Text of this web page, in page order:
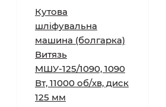
Кутова
шліфувальна
машина (болгарка)
Витязь
МШУ-125/1090, 1090
Вт, 11000 об/хв, диск
125 мм